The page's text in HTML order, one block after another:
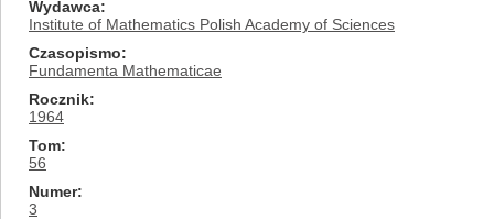
Wydawca
Institute of Mathematics Polish Academy of Sciences
Czasopismo
Fundamenta Mathematicae
Rocznik
1964
Tom
56
Numer
3